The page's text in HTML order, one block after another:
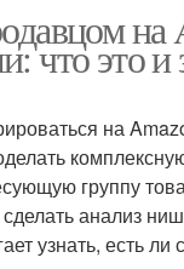
на
что это и
на
группу
анализ
узнать, есть ли